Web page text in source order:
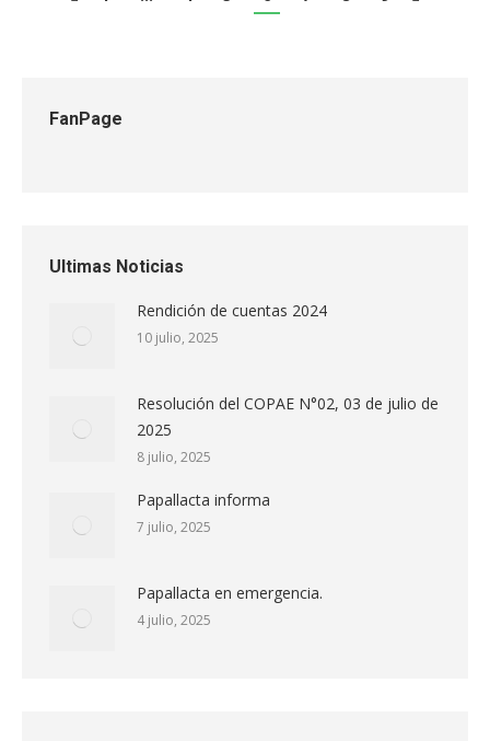
FanPage
Ultimas Noticias
Rendición de cuentas 2024
10 julio, 2025
Resolución del COPAE N°02, 03 de julio de
2025
8 julio, 2025
Papallacta informa
7 julio, 2025
Papallacta en emergencia.
4 julio, 2025